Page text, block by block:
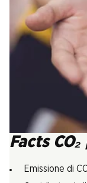
Facts
Emissione di